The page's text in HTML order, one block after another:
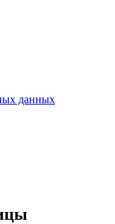
данных